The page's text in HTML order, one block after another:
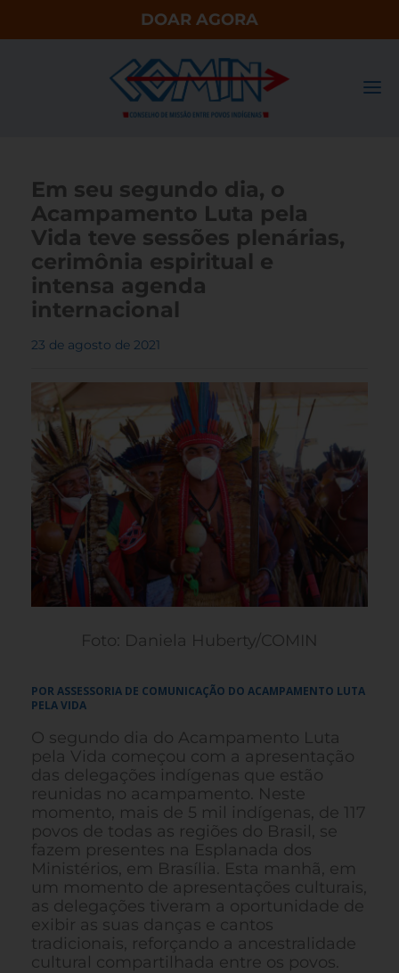
DOAR AGORA
Em seu segundo dia, o
Acampamento Luta pela
Vida teve sessões plenárias,
cerimônia espiritual e
intensa agenda
internacional
23 de agosto de 2021
Foto: Daniela Huberty/COMIN
POR ASSESSORIA DE COMUNICAÇÃO DO ACAMPAMENTO LUTA
PELA VIDA
O segundo dia do Acampamento Luta
pela Vida começou com a apresentação
das delegações indígenas que estão
reunidas no acampamento. Neste
momento, mais de 5 mil indígenas, de 117
povos de todas as regiões do Brasil, se
fazem presentes na Esplanada dos
Ministérios, em Brasília. Esta manhã, em
um momento de apresentações culturais,
as delegações tiveram a oportunidade de
exibir as suas danças e cantos
tradicionais, reforçando a ancestralidade
cultural compartilhada entre os povos.